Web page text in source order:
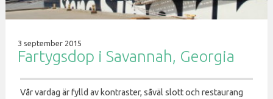
3 september 2015
Fartygsdop i Savannah, Georgia
Vår vardag är fylld av kontraster, såväl slott och restaurang